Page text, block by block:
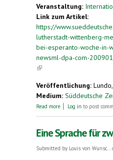
Veranstaltung:
Link zum Artikel:
https://
lutherstadt-wittenberg-
bei-esperanto-woche-in-
newsml-dpa-com-
(link is external)
Veröffentlichung:
Medium: Süddeutsche
Read more about Mehr als 100
Log in to post
Eine Sprache für
Submitted by Louis von Wunsc...